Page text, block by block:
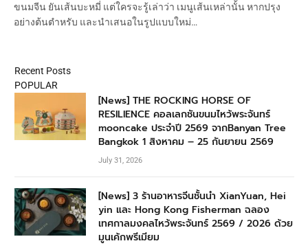
ขนมจีน ยันเส้นบะหมี่ แต่ใครจะรู้เล่าว่า เมนูเส้นเหล่านั้น หากปรุง
อย่างต้นตำหรับ และนำเสนอในรูปแบบใหม่…
Recent Posts
POPULAR
[News] THE ROCKING HORSE OF
RESILIENCE คอลเลกชันขนมไหว้พระจันทร์
mooncake ประจำปี 2569 จากBanyan Tree
Bangkok 1 สิงหาคม – 25 กันยายน 2569
July 31, 2026
[News] 3 ร้านอาหารจีนชั้นนำ XianYuan, Hei
yin และ Hong Kong Fisherman ฉลอง
เทศกาลมงคลไหว้พระจันทร์ 2569 / 2026 ด้วย
มูนเค้กพรีเมียม